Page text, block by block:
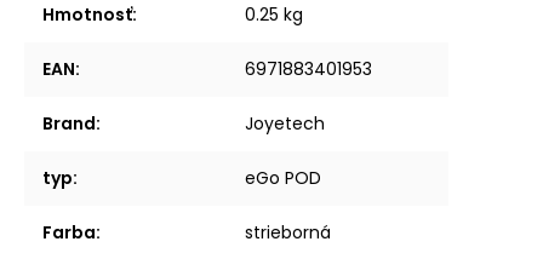
Hmotnosť: 0.25 kg
EAN: 6971883401953
Brand: Joyetech
typ: eGo POD
Farba: strieborná